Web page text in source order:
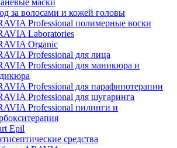
маски
за волосами и кожей головы
Professional полимерные воски
Laboratories
Organic
Professional для лица
Professional для маникюра и
Professional для парафинотерапии
Professional для шугаринга
Professional пилинги и
Epil
средства